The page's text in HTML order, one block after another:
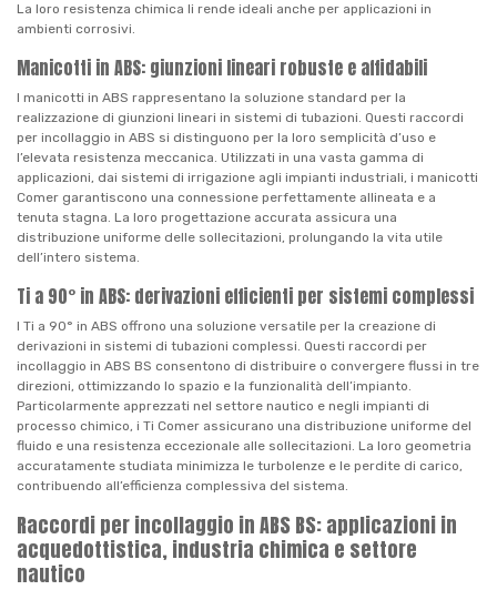
La loro resistenza chimica li rende ideali anche per applicazioni in
ambienti corrosivi.
Manicotti in ABS: giunzioni lineari robuste e affidabili
I manicotti in ABS rappresentano la soluzione standard per la
realizzazione di giunzioni lineari in sistemi di tubazioni. Questi raccordi
per incollaggio in ABS si distinguono per la loro semplicità d’uso e
l’elevata resistenza meccanica. Utilizzati in una vasta gamma di
applicazioni, dai sistemi di irrigazione agli impianti industriali, i manicotti
Comer garantiscono una connessione perfettamente allineata e a
tenuta stagna. La loro progettazione accurata assicura una
distribuzione uniforme delle sollecitazioni, prolungando la vita utile
dell’intero sistema.
Ti a 90° in ABS: derivazioni efficienti per sistemi complessi
I Ti a 90° in ABS offrono una soluzione versatile per la creazione di
derivazioni in sistemi di tubazioni complessi. Questi raccordi per
incollaggio in ABS BS consentono di distribuire o convergere flussi in tre
direzioni, ottimizzando lo spazio e la funzionalità dell’impianto.
Particolarmente apprezzati nel settore nautico e negli impianti di
processo chimico, i Ti Comer assicurano una distribuzione uniforme del
fluido e una resistenza eccezionale alle sollecitazioni. La loro geometria
accuratamente studiata minimizza le turbolenze e le perdite di carico,
contribuendo all’efficienza complessiva del sistema.
Raccordi per incollaggio in ABS BS: applicazioni in
acquedottistica, industria chimica e settore
nautico